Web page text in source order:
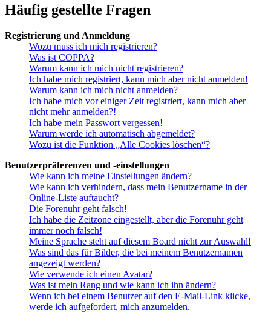
Häufig gestellte Fragen
Registrierung und Anmeldung
Wozu muss ich mich registrieren?
Was ist COPPA?
Warum kann ich mich nicht registrieren?
Ich habe mich registriert, kann mich aber nicht anmelden!
Warum kann ich mich nicht anmelden?
Ich habe mich vor einiger Zeit registriert, kann mich aber
nicht mehr anmelden?!
Ich habe mein Passwort vergessen!
Warum werde ich automatisch abgemeldet?
Wozu ist die Funktion „Alle Cookies löschen“?
Benutzerpräferenzen und -einstellungen
Wie kann ich meine Einstellungen ändern?
Wie kann ich verhindern, dass mein Benutzername in der
Online-Liste auftaucht?
Die Forenuhr geht falsch!
Ich habe die Zeitzone eingestellt, aber die Forenuhr geht
immer noch falsch!
Meine Sprache steht auf diesem Board nicht zur Auswahl!
Was sind das für Bilder, die bei meinem Benutzernamen
angezeigt werden?
Wie verwende ich einen Avatar?
Was ist mein Rang und wie kann ich ihn ändern?
Wenn ich bei einem Benutzer auf den E-Mail-Link klicke,
werde ich aufgefordert, mich anzumelden.